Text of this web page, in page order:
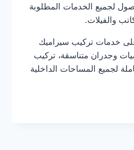
لجميع الخدمات المطلوبة
والفيلات.
على خدمات تركيب سيراميك
وجدران متناسقة، تركيب
لجميع المساحات الداخلية